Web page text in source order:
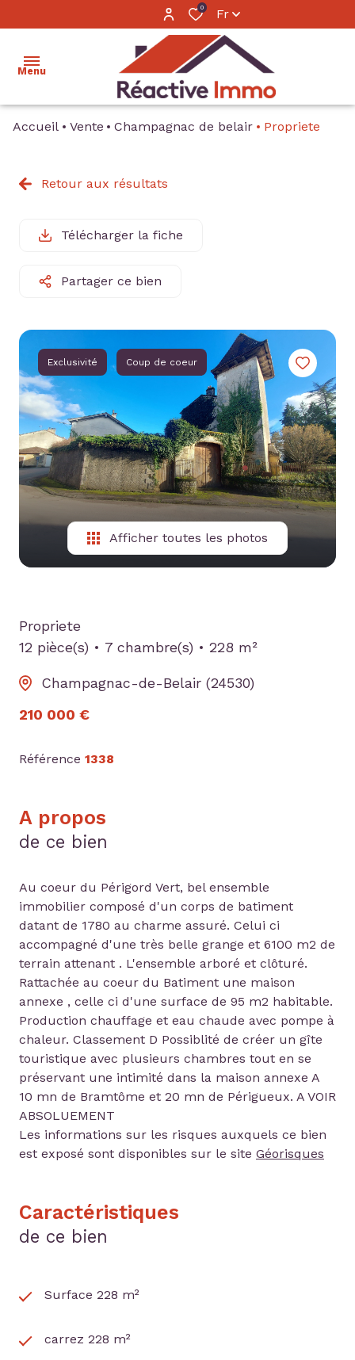
0 Fr
Menu
ventes
estimation
contact
nous
rejoindre
Accueil Vente Champagnac de belair Propriete
Retour aux résultats
Télécharger la fiche
Partager ce bien
Exclusivité Coup de coeur
Afficher toutes les photos
Propriete
12 pièce(s)
7 chambre(s) 228 m²
Champagnac-de-Belair (24530)
210 000 €
Référence 1338
A propos
de ce bien
Au coeur du Périgord Vert, bel ensemble
immobilier composé d'un corps de batiment
datant de 1780 au charme assuré. Celui ci
accompagné d'une très belle grange et 6100 m2 de
terrain attenant . L'ensemble arboré et clôturé.
Rattachée au coeur du Batiment une maison
annexe , celle ci d'une surface de 95 m2 habitable.
Production chauffage et eau chaude avec pompe à
chaleur. Classement D Possiblité de créer un gîte
touristique avec plusieurs chambres tout en se
préservant une intimité dans la maison annexe A
10 mn de Bramtôme et 20 mn de Périgueux. A VOIR
ABSOLUEMENT
Les informations sur les risques auxquels ce bien
est exposé sont disponibles sur le site Géorisques
Caractéristiques
de ce bien
Surface 228 m²
carrez 228 m²